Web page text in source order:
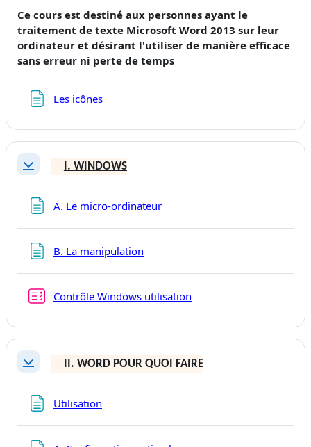
Ce cours est destiné aux personnes ayant le
traitement de texte Microsoft Word 2013 sur leur
ordinateur et désirant l'utiliser de manière efficace
sans erreur ni perte de temps
Les icônesPage
Replier I. WINDOWS
A. Le micro-ordinateurPage
B. La manipulation
Contrôle Windows utilisation
Replier II. WORD POUR QUOI FAIRE
Utilisation